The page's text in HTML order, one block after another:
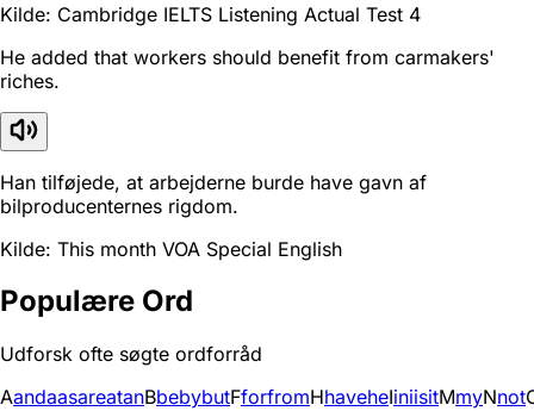
Kilde: Cambridge IELTS Listening Actual Test 4
He added that workers should benefit from carmakers'
riches.
Han tilføjede, at arbejderne burde have gavn af
bilproducenternes rigdom.
Kilde: This month VOA Special English
Populære Ord
Udforsk ofte søgte ordforråd
AandaasareatanBbebybutFforfromHhaveheIiniisitMmyNnot